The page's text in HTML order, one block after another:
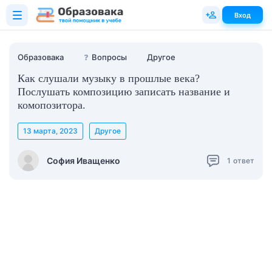
Образовака ❓ Вопросы Другое
Как слушали музыку в прошлые века?
Послушать композицию записать название и
комопозитора.
София Иващенко
13 марта, 2023 Другое
1 ответ
Вход